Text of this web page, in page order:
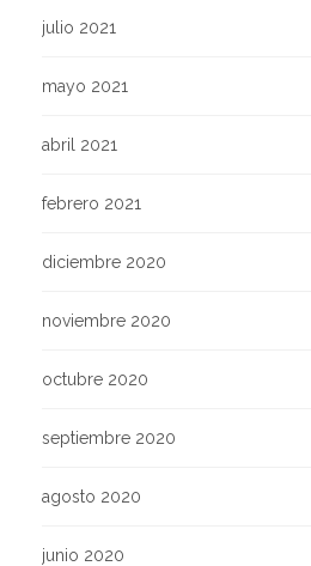
julio 2021
mayo 2021
abril 2021
febrero 2021
diciembre 2020
noviembre 2020
octubre 2020
septiembre 2020
agosto 2020
junio 2020